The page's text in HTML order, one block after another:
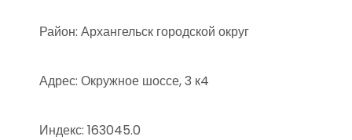
Район: Архангельск городской округ
Адрес: Окружное шоссе, 3 к4
Индекс: 163045.0